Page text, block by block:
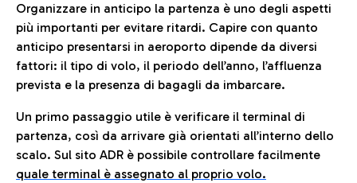
Organizzare in anticipo la partenza è uno degli aspetti
più importanti per evitare ritardi. Capire con quanto
anticipo presentarsi in aeroporto dipende da diversi
fattori: il tipo di volo, il periodo dell’anno, l’affluenza
prevista e la presenza di bagagli da imbarcare.
Un primo passaggio utile è verificare il terminal di
partenza, così da arrivare già orientati all’interno dello
scalo. Sul sito ADR è possibile controllare facilmente
quale terminal è assegnato al proprio volo.